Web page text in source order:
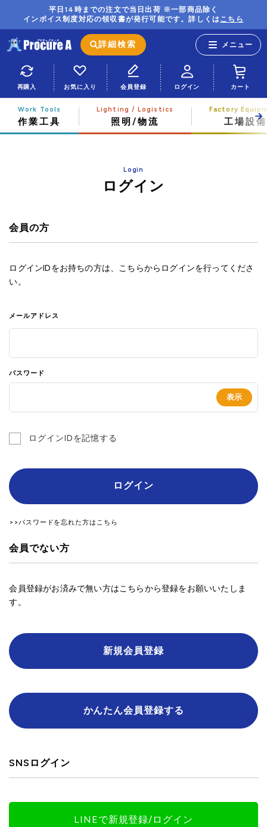
平日14時までの注文で当日出荷 ※一部商品除く
インボイス制度対応の領収書が発行可能です。詳しくはこちら
詳細検索
再購入 お気に入り 会員登録 ログイン カート
作業工具 照明/物流 工場設備
Login
ログイン
会員の方
ログインIDをお持ちの方は、こちらからログインを行ってくださ
い。
メールアドレス
パスワード
ログインIDを記憶する
ログイン
>>パスワードを忘れた方はこちら
会員でない方
会員登録がお済みで無い方はこちらから登録をお願いいたしま
す。
新規会員登録
かんたん会員登録する
SNSログイン
LINEで新規登録/ログイン